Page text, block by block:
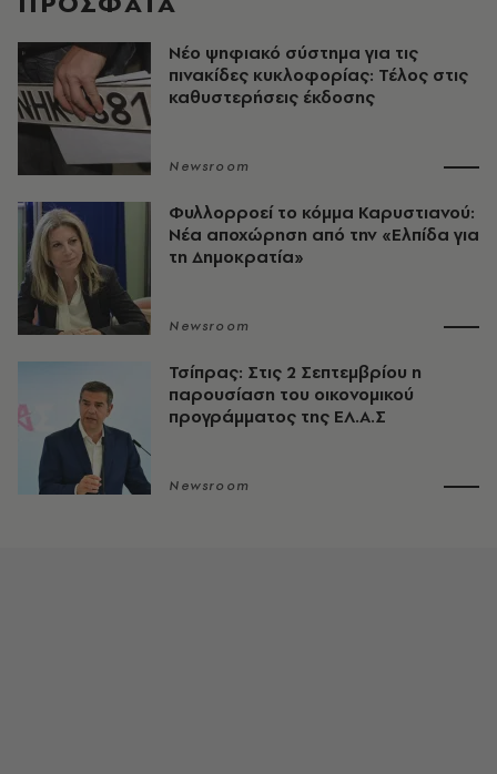
Νέο ψηφιακό σύστημα για τις
πινακίδες κυκλοφορίας: Τέλος στις
καθυστερήσεις έκδοσης
Newsroom
Φυλλορροεί το κόμμα Καρυστιανού:
Νέα αποχώρηση από την «Ελπίδα για
τη Δημοκρατία»
Newsroom
Τσίπρας: Στις 2 Σεπτεμβρίου η
παρουσίαση του οικονομικού
προγράμματος της ΕΛ.Α.Σ
Newsroom